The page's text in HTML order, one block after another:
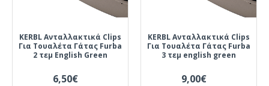
KERBL Ανταλλακτικά Clips
Για Τουαλέτα Γάτας Furba
2 τεμ English Green
6,50€
KERBL Ανταλλακτικά Clips
Για Τουαλέτα Γάτας Furba
3 τεμ english green
9,00€